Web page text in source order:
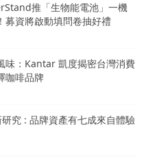
推「生物能電池」一機
募資將啟動填問卷抽好禮
味：Kantar 凱度揭密台灣消費
咖啡品牌
究 : 品牌資產有七成來自體驗